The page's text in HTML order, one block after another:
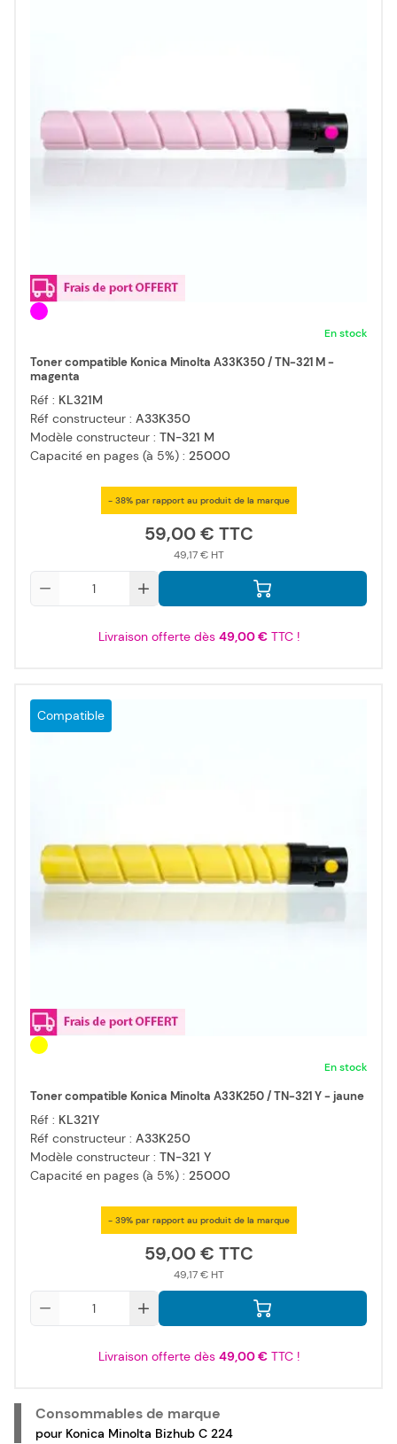
En stock
Toner compatible Konica Minolta A33K350 / TN-321 M -
magenta
Réf : KL321M
Réf constructeur : A33K350
Modèle constructeur : TN-321 M
Capacité en pages (à 5%) : 25000
- 38% par rapport au produit de la marque
59,00 €
49,17 €
Livraison offerte dès 49,00 €TTC !
Compatible
En stock
Toner compatible Konica Minolta A33K250 / TN-321 Y - jaune
Réf : KL321Y
Réf constructeur : A33K250
Modèle constructeur : TN-321 Y
Capacité en pages (à 5%) : 25000
- 39% par rapport au produit de la marque
59,00 €
49,17 €
Livraison offerte dès 49,00 €TTC !
Consommables de marque
pour Konica Minolta Bizhub C 224